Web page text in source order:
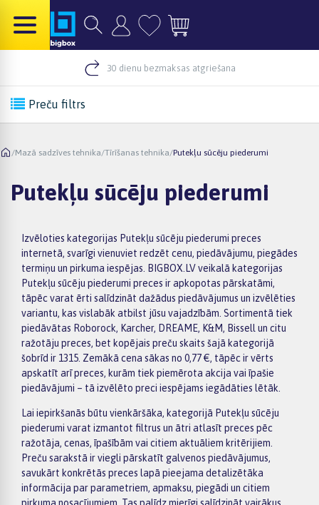
30 dienu bezmaksas atgriešana
Preču filtrs
/Mazā sadzīves tehnika/Tīrīšanas tehnika/Putekļu sūcēju piederumi
Putekļu sūcēju piederumi
Izvēloties kategorijas Putekļu sūcēju piederumi preces
internetā, svarīgi vienuviet redzēt cenu, piedāvājumu, piegādes
termiņu un pirkuma iespējas. BIGBOX.LV veikalā kategorijas
Putekļu sūcēju piederumi preces ir apkopotas pārskatāmi,
tāpēc varat ērti salīdzināt dažādus piedāvājumus un izvēlēties
variantu, kas vislabāk atbilst jūsu vajadzībām. Sortimentā tiek
piedāvātas Roborock, Karcher, DREAME, K&M, Bissell un citu
ražotāju preces, bet kopējais preču skaits šajā kategorijā
šobrīd ir 1315. Zemākā cena sākas no 0,77 €, tāpēc ir vērts
apskatīt arī preces, kurām tiek piemērota akcija vai īpašie
piedāvājumi – tā izvēlēto preci iespējams iegādāties lētāk.
Lai iepirkšanās būtu vienkāršāka, kategorijā Putekļu sūcēju
piederumi varat izmantot filtrus un ātri atlasīt preces pēc
ražotāja, cenas, īpašībām vai citiem aktuāliem kritērijiem.
Preču sarakstā ir viegli pārskatīt galvenos piedāvājumus,
savukārt konkrētās preces lapā pieejama detalizētāka
informācija par parametriem, apmaksu, piegādi un citiem